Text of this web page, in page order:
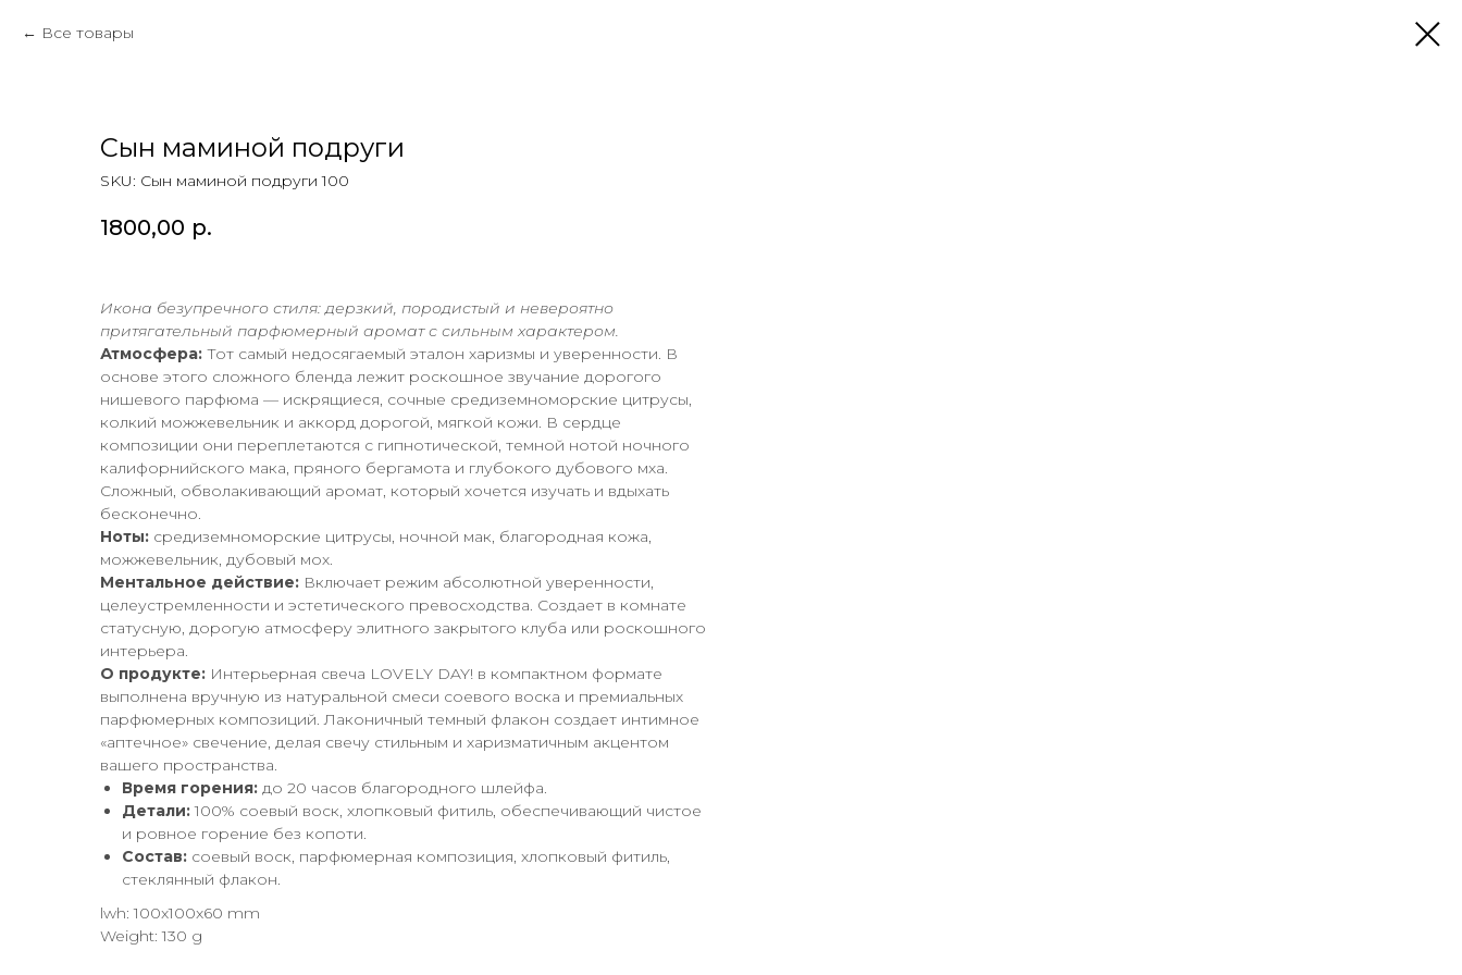
Все товары
Сын маминой подруги
SKU: Сын маминой подруги 100
1800,00 р.
Икона безупречного стиля: дерзкий, породистый и невероятно
притягательный парфюмерный аромат с сильным характером.
Атмосфера: Тот самый недосягаемый эталон харизмы и уверенности. В
основе этого сложного бленда лежит роскошное звучание дорогого
нишевого парфюма — искрящиеся, сочные средиземноморские цитрусы,
колкий можжевельник и аккорд дорогой, мягкой кожи. В сердце
композиции они переплетаются с гипнотической, темной нотой ночного
калифорнийского мака, пряного бергамота и глубокого дубового мха.
Сложный, обволакивающий аромат, который хочется изучать и вдыхать
бесконечно.
Ноты: средиземноморские цитрусы, ночной мак, благородная кожа,
можжевельник, дубовый мох.
Ментальное действие: Включает режим абсолютной уверенности,
целеустремленности и эстетического превосходства. Создает в комнате
статусную, дорогую атмосферу элитного закрытого клуба или роскошного
интерьера.
О продукте: Интерьерная свеча LOVELY DAY! в компактном формате
выполнена вручную из натуральной смеси соевого воска и премиальных
парфюмерных композиций. Лаконичный темный флакон создает интимное
«аптечное» свечение, делая свечу стильным и харизматичным акцентом
вашего пространства.
Время горения: до 20 часов благородного шлейфа.
Детали:100% соевый воск, хлопковый фитиль, обеспечивающий чистое
и ровное горение без копоти.
Состав: соевый воск, парфюмерная композиция, хлопковый фитиль,
стеклянный флакон.
lwh: 100x100x60 mm
Weight: 130 g